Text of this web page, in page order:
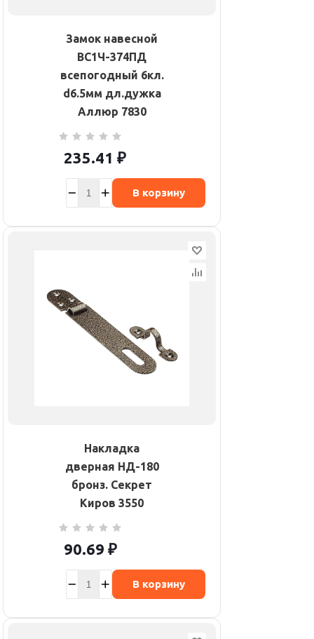
Замок навесной
ВС1Ч-374ПД
всепогодный 6кл.
d6.5мм дл.дужка
Аллюр 7830
235.41 ₽
В корзину
Накладка
дверная НД-180
бронз. Секрет
Киров 3550
90.69 ₽
В корзину